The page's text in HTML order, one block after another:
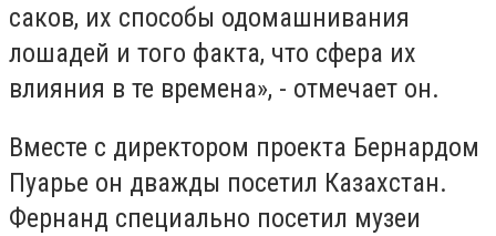
саков, их способы одомашнивания
лошадей и того факта, что сфера их
влияния в те времена», - отмечает он.
Вместе с директором проекта Бернардом
Пуарье он дважды посетил Казахстан.
Фернанд специально посетил музеи